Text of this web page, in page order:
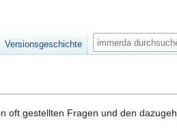
oft gestellten Fragen und den
Versionsgeschichte Suche